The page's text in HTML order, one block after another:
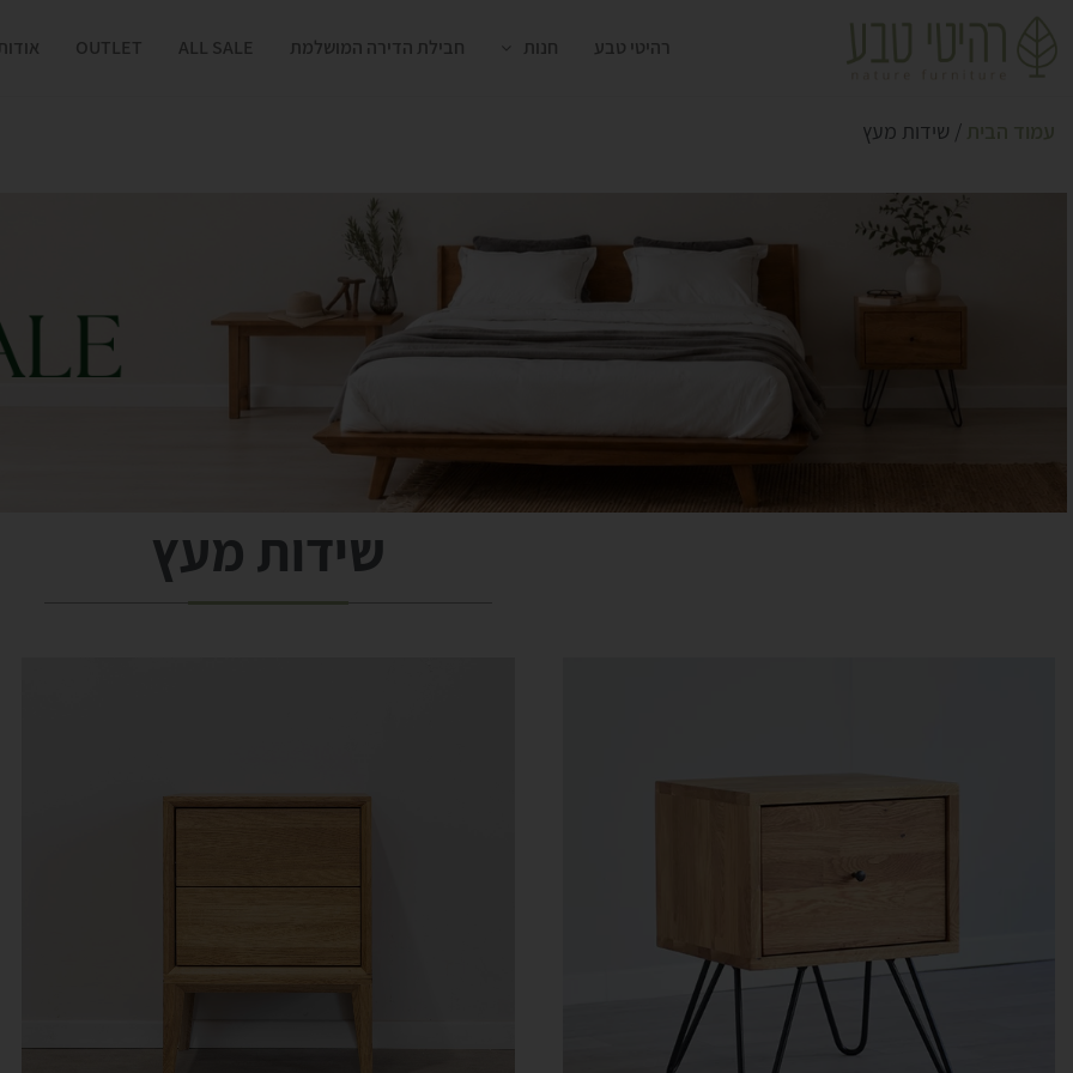
רהיטי טבע חנות חבילת הדירה המושלמת ALL SALE
OUTLET
עמוד הבית / שידות מעץ
שידות מעץ